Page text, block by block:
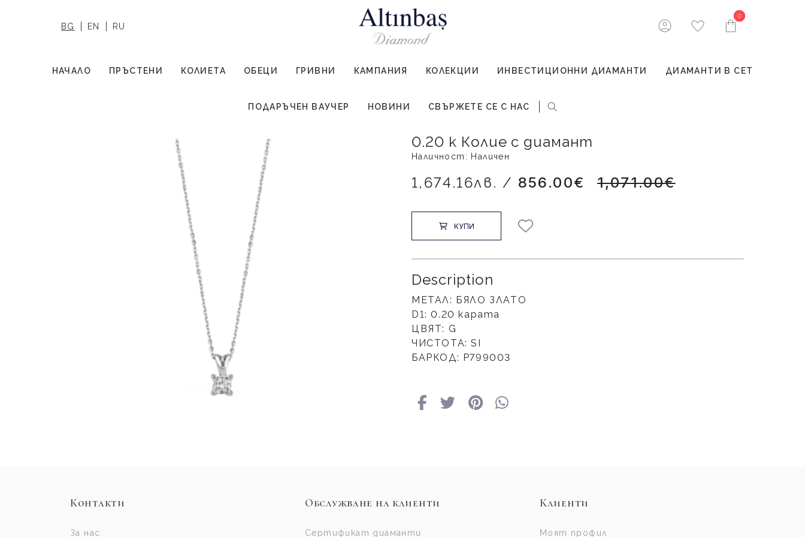
BG EN RU
0
0
НАЧАЛО ПРЪСТЕНИ КОЛИЕТА ОБЕЦИ ГРИВНИ КАМПАНИЯ КОЛЕКЦИИ ИНВЕСТИЦИОННИ ДИАМАНТИ ДИАМАНТИ В СЕТ
ПОДАРЪЧЕН ВАУЧЕР НОВИНИ СВЪРЖЕТЕ СЕ С НАС
0.20 к Кoлие с диамант
Наличност: Наличен
1,674.16лв. / 856.00€ 1,071.00€
КУПИ
Description
МЕТАЛ: БЯЛО ЗЛАТО
D1: 0.20 карата
ЦВЯТ: G
ЧИСТОТА: SI
БАРКОД: P799003
Контакти
За нас
Обслужване на клиенти
Сертификат диаманти
Клиенти
Моят профил